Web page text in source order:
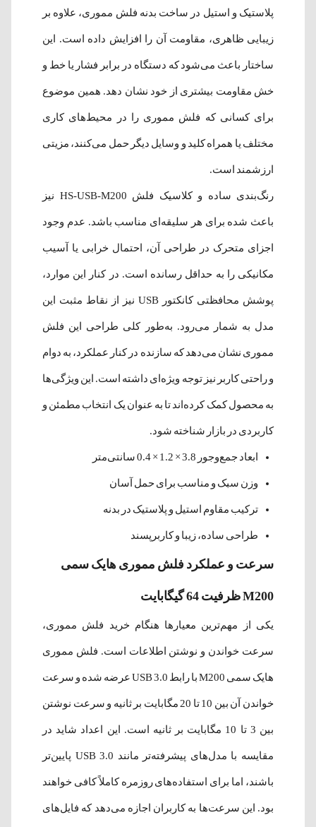
پلاستیک و استیل در ساخت بدنه فلش مموری، علاوه بر
زیبایی ظاهری، مقاومت آن را افزایش داده است. این
ساختار باعث می‌شود که دستگاه در برابر فشار یا خط و
خش مقاومت بیشتری از خود نشان دهد. همین موضوع
برای کسانی که فلش مموری را در محیط‌های کاری
مختلف یا همراه کلید و وسایل دیگر حمل می‌کنند، مزیتی
ارزشمند است.
رنگ‌بندی ساده و کلاسیک فلش HS-USB-M200 نیز
باعث شده برای هر سلیقه‌ای مناسب باشد. عدم وجود
اجزای متحرک در طراحی آن، احتمال خرابی یا آسیب
مکانیکی را به حداقل رسانده است. در کنار این موارد،
پوشش محافظتی کانکتور USB نیز از نقاط مثبت این
مدل به شمار می‌رود. به‌طور کلی طراحی این فلش
مموری نشان می‌دهد که سازنده در کنار عملکرد، به دوام
و راحتی کاربر نیز توجه ویژه‌ای داشته است. این ویژگی‌ها
به محصول کمک کرده‌اند تا به عنوان یک انتخاب مطمئن و
کاربردی در بازار شناخته شود.
ابعاد جمع‌وجور 3.8 × 1.2 × 0.4 سانتی‌متر
وزن سبک و مناسب برای حمل آسان
ترکیب مقاوم استیل و پلاستیک در بدنه
طراحی ساده، زیبا و کاربرپسند
سرعت و عملکرد فلش مموری هایک سمی
M200 ظرفیت 64 گیگابایت
یکی از مهم‌ترین معیارها هنگام خرید فلش مموری،
سرعت خواندن و نوشتن اطلاعات است. فلش مموری
هایک سمی M200 با رابط USB 3.0 عرضه شده و سرعت
خواندن آن بین 10 تا 20 مگابایت بر ثانیه و سرعت نوشتن
بین 3 تا 10 مگابایت بر ثانیه است. این اعداد شاید در
مقایسه با مدل‌های پیشرفته‌تر مانند USB 3.0 پایین‌تر
باشند، اما برای استفاده‌های روزمره کاملاً کافی خواهند
بود. این سرعت‌ها به کاربران اجازه می‌دهد که فایل‌های